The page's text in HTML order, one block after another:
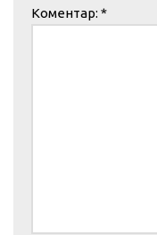
Коментар: *